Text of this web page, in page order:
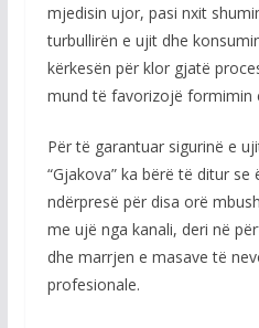
mjedisin ujor, pasi nxit
turbullirën e ujit dhe
kërkesën për klor gjatë
mund të favorizojë formimin
Për të garantuar sigurinë e
“Gjakova” ka bërë të ditur
ndërpresë për disa orë
me ujë nga kanali, deri në
dhe marrjen e masave të
profesionale.